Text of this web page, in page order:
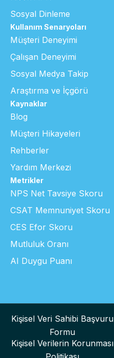
Sosyal Dinleme
Kullanım Senaryoları
Müşteri Deneyimi
Çalışan Deneyimi
Sosyal Medya Takip
Araştırma ve İçgörü
Kaynaklar
Blog
Müşteri Hikayeleri
Rehberler
Yardım Merkezi
Metrikler
NPS Net Tavsiye Skoru
CSAT Memnuniyet Skoru
CES Efor Skoru
Mutluluk Oranı
AI Duygu Puanı
Kişisel Veri Sahibi Başvuru
Formu
Kişisel Verilerin Korunması